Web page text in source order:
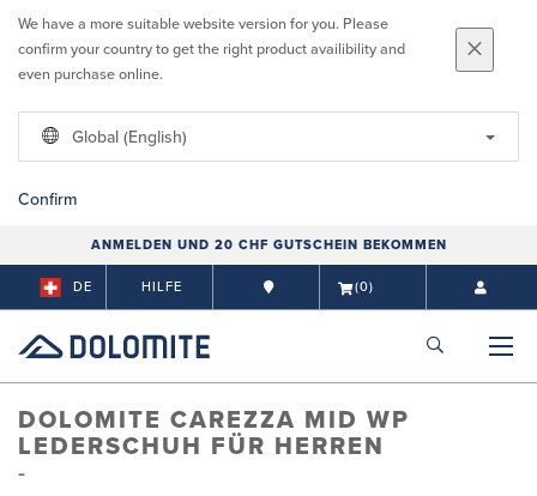
We have a more suitable website version for you. Please
confirm your country to get the right product availibility and
even purchase online.
Global (English)
Confirm
ANMELDEN UND 20 CHF GUTSCHEIN BEKOMMEN
DE HILFE (0)
DOLOMITE CAREZZA MID WP
LEDERSCHUH FÜR HERREN